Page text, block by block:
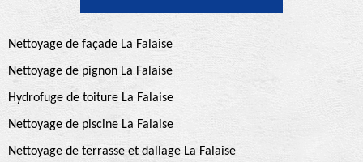
Nettoyage de façade La Falaise
Nettoyage de pignon La Falaise
Hydrofuge de toiture La Falaise
Nettoyage de piscine La Falaise
Nettoyage de terrasse et dallage La Falaise